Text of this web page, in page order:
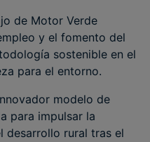
de Motor Verde
y el fomento del
sostenible en el
para el entorno.
modelo de
para impulsar la
desarrollo rural tras el